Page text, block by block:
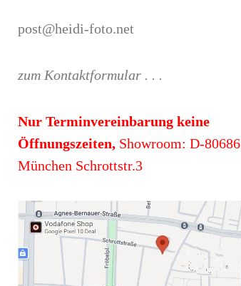
post@heidi-foto.net
zum Kontaktformular . . .
Nur Terminvereinbarung keine
Öffnungszeiten, Showroom: D-80686
München Schrottstr.3